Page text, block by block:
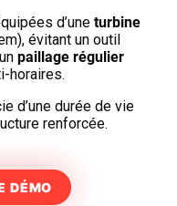
d’une turbine
évitant un outil
paillage régulier
horaires.
d’une durée de vie
renforcée.
DÉMO